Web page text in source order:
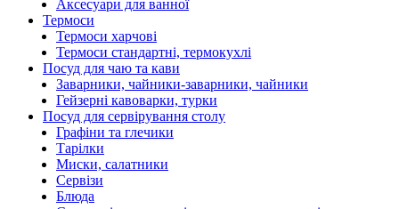
Аксесуари для ванної
Термоси
Термоси харчові
Термоси стандартні, термокухлі
Посуд для чаю та кави
Заварники, чайники-заварники, чайники
Гейзерні кавоварки, турки
Посуд для сервірування столу
Графіни та глечики
Тарілки
Миски, салатники
Сервізи
Блюда